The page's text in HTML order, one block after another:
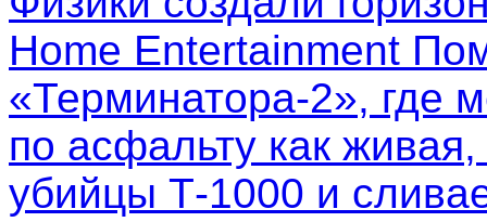
Home Entertainment
«Терминатора-2», где
по асфальту как
убийцы Т-1000 и